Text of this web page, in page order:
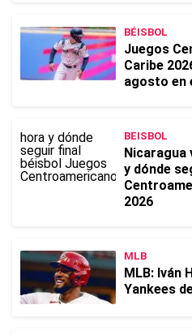
BÉISBOL
Juegos
Caribe
agosto en
BEISBOL
Nicaragua
y dónde
2026
MLB
MLB: Iván
Yankees